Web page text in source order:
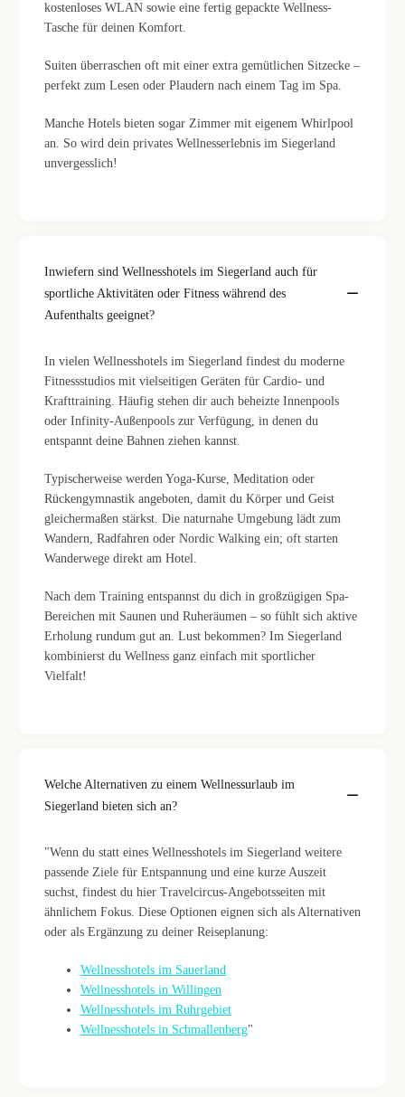
kostenloses WLAN sowie eine fertig gepackte Wellness-
Tasche für deinen Komfort.
Suiten überraschen oft mit einer extra gemütlichen Sitzecke –
perfekt zum Lesen oder Plaudern nach einem Tag im Spa.
Manche Hotels bieten sogar Zimmer mit eigenem Whirlpool
an. So wird dein privates Wellnesserlebnis im Siegerland
unvergesslich!
Inwiefern sind Wellnesshotels im Siegerland auch für
sportliche Aktivitäten oder Fitness während des
Aufenthalts geeignet?
In vielen Wellnesshotels im Siegerland findest du moderne
Fitnessstudios mit vielseitigen Geräten für Cardio- und
Krafttraining. Häufig stehen dir auch beheizte Innenpools
oder Infinity-Außenpools zur Verfügung, in denen du
entspannt deine Bahnen ziehen kannst.
Typischerweise werden Yoga-Kurse, Meditation oder
Rückengymnastik angeboten, damit du Körper und Geist
gleichermaßen stärkst. Die naturnahe Umgebung lädt zum
Wandern, Radfahren oder Nordic Walking ein; oft starten
Wanderwege direkt am Hotel.
Nach dem Training entspannst du dich in großzügigen Spa-
Bereichen mit Saunen und Ruheräumen – so fühlt sich aktive
Erholung rundum gut an. Lust bekommen? Im Siegerland
kombinierst du Wellness ganz einfach mit sportlicher
Vielfalt!
Welche Alternativen zu einem Wellnessurlaub im
Siegerland bieten sich an?
"Wenn du statt eines Wellnesshotels im Siegerland weitere
passende Ziele für Entspannung und eine kurze Auszeit
suchst, findest du hier Travelcircus-Angebotsseiten mit
ähnlichem Fokus. Diese Optionen eignen sich als Alternativen
oder als Ergänzung zu deiner Reiseplanung:
Wellnesshotels im Sauerland
Wellnesshotels in Willingen
Wellnesshotels im Ruhrgebiet
Wellnesshotels in Schmallenberg"